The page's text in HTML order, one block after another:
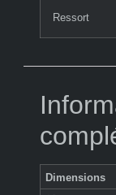
Ressort
Dimensions